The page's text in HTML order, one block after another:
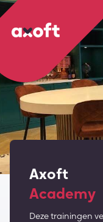
Axoft
Academy
Deze trainingen